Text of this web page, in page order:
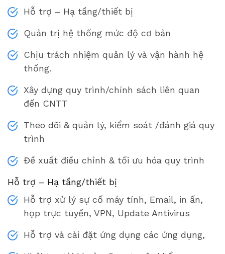
Hỗ trợ – Hạ tầng/thiết bị
Quản trị hệ thống mức độ cơ bản
Chịu trách nhiệm quản lý và vận hành hệ
thống.
Xây dựng quy trình/chính sách liên quan
đến CNTT
Theo dõi & quản lý, kiểm soát /đánh giá quy
trình
Đề xuất điều chỉnh & tối ưu hóa quy trình
Hỗ trợ – Hạ tầng/thiết bị
Hỗ trợ xử lý sự cố máy tính, Email, in ấn,
họp trực tuyến, VPN, Update Antivirus
Hỗ trợ và cài đặt ứng dụng các ứng dụng,